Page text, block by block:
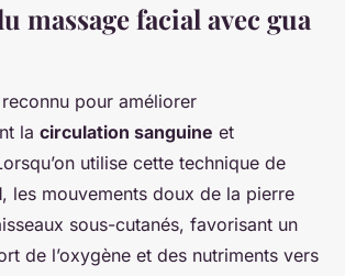
massage facial avec gua
pour améliorer
la circulation sanguine et
utilise cette technique de
, les mouvements doux de la pierre
sous-cutanés, favorisant un
de l’oxygène et des nutriments vers